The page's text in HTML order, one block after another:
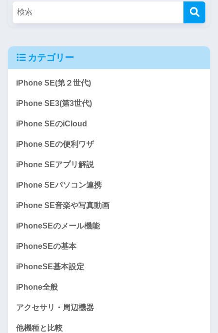
カテゴリー
iPhone SE(第２世代)
iPhone SE3(第3世代)
iPhone SEのiCloud
iPhone SEの便利ワザ
iPhone SEアプリ解説
iPhone SEパソコン連携
iPhone SE音楽や写真動画
iPhoneSEのメール機能
iPhoneSEの基本
iPhoneSE基本設定
iPhone全般
アクセサリ・周辺機器
他機種と比較